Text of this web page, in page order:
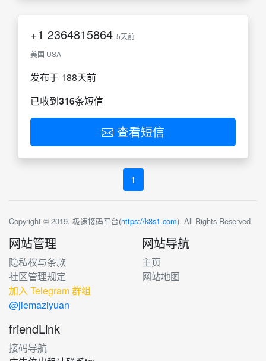
+1 2364815864 5天前
美国 USA
发布于 188天前
已收到316条短信
查看短信
1
Copyright © 2019. 极速接码平台(https://k8s1.com). All Rights Reserved
网站管理
隐私权与条款
社区管理规定
加入 Telegram 群组
@jiemaziyuan
网站导航
主页
网站地图
friendLink
接码导航